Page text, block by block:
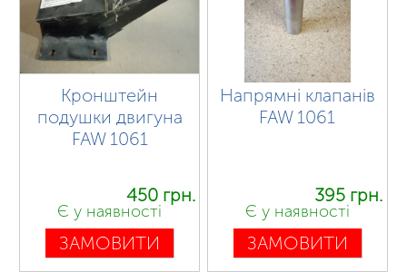
Кронштейн
подушки двигуна
FAW 1061
450 грн.
Є у наявності
ЗАМОВИТИ
Напрямні клапанів
FAW 1061
395 грн.
Є у наявності
ЗАМОВИТИ